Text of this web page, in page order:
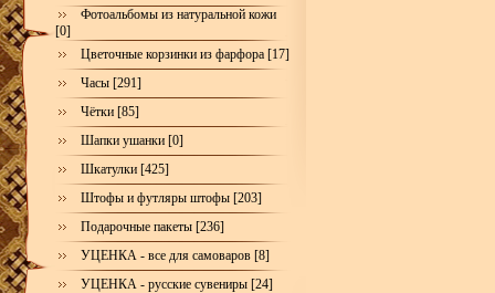
Фотоальбомы из натуральной кожи
[0]
Цветочные корзинки из фарфора [17]
Часы [291]
Чётки [85]
Шапки ушанки [0]
Шкатулки [425]
Штофы и футляры штофы [203]
Подарочные пакеты [236]
УЦЕНКА - все для самоваров [8]
УЦЕНКА - русские сувениры [24]